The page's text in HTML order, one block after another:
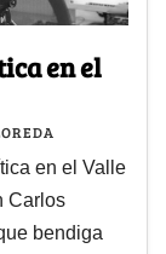
en el
en el Valle
Carlos
bendiga